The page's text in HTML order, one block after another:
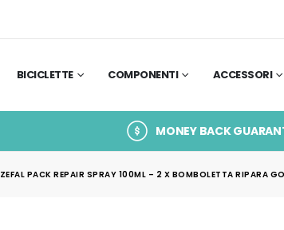
BICICLETTE COMPONENTI ACCESSORI
MONEY BACK
ZEFAL PACK REPAIR SPRAY 100ML – 2 X BOMBOLETTA RIPARA